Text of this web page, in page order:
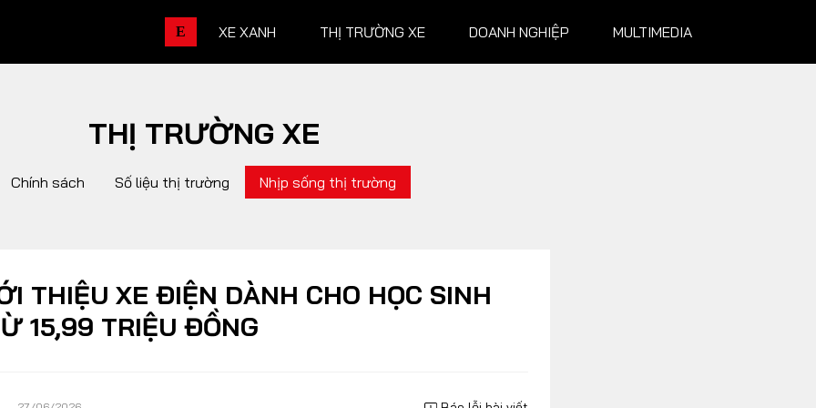
E XE XANH THỊ TRƯỜNG XE DOANH NGHIỆP MULTIMEDIA
THỊ TRƯỜNG XE
Nhịp sống thị trường
Quản trị
THỊ TRƯỜNG XE
Chính sách Số liệu thị trường Nhịp sống thị trường
THIỆU XE ĐIỆN DÀNH CHO HỌC SINH
15,99 TRIỆU ĐỒNG